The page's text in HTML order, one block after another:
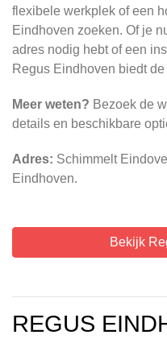
flexibele werkplek of een
Eindhoven zoeken. Of je
adres nodig hebt of een
Regus Eindhoven biedt
Meer weten? Bezoek de
details en beschikbare
Adres: Schimmelt
Eindhoven.
Bekijk
REGUS